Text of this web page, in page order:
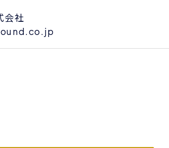
会社